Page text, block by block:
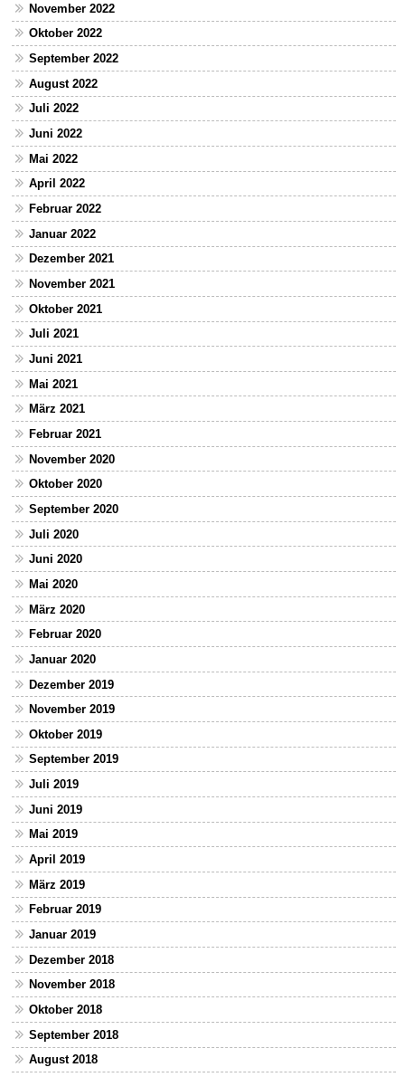
November 2022
Oktober 2022
September 2022
August 2022
Juli 2022
Juni 2022
Mai 2022
April 2022
Februar 2022
Januar 2022
Dezember 2021
November 2021
Oktober 2021
Juli 2021
Juni 2021
Mai 2021
März 2021
Februar 2021
November 2020
Oktober 2020
September 2020
Juli 2020
Juni 2020
Mai 2020
März 2020
Februar 2020
Januar 2020
Dezember 2019
November 2019
Oktober 2019
September 2019
Juli 2019
Juni 2019
Mai 2019
April 2019
März 2019
Februar 2019
Januar 2019
Dezember 2018
November 2018
Oktober 2018
September 2018
August 2018